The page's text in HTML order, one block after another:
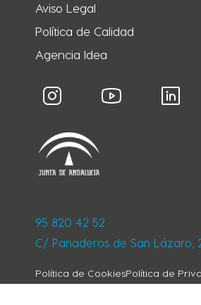
Aviso Legal
Política de Calidad
Agencia Idea
95 820 42 52
C/ Panaderos de San Lázaro,
Política de CookiesPolítica de
Condiciones generales de